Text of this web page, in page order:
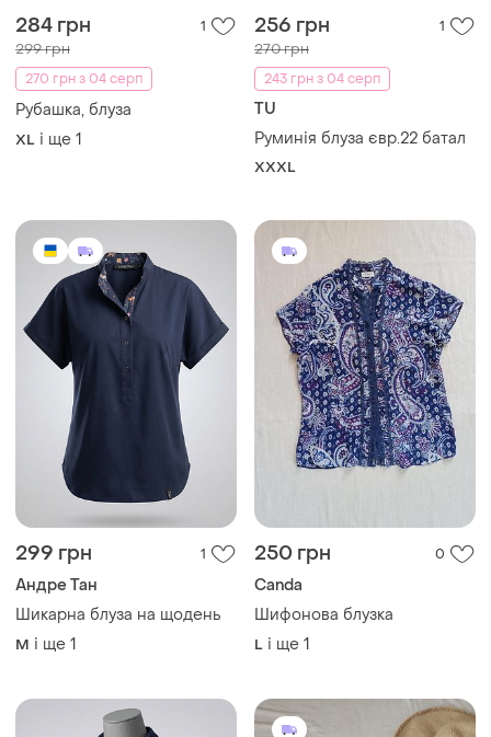
284 грн 1
299 грн
270 грн з 04 серп
Рубашка, блуза
XL і ще 1
256 грн 1
270 грн
243 грн з 04 серп
TU
Руминія блуза євр.22 батал
XXXL
299 грн 1
Андре Тан
Шикарна блуза на щодень
M і ще 1
250 грн 0
Canda
Шифонова блузка
L і ще 1